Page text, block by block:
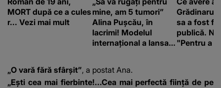
MORT după ce a cules
r... Vezi mai mult
mine, am 5 tumori”
Alina Pușcău, în
lacrimi! Modelul
internațional a lansat
o boală gravă
Grădinaru.
sa a fost
publică.
"Pentru a
„O vară fără sfârșit”, a postat Ana.
„Ești cea mai fierbinte!...Cea mai perfectă ființă de pe